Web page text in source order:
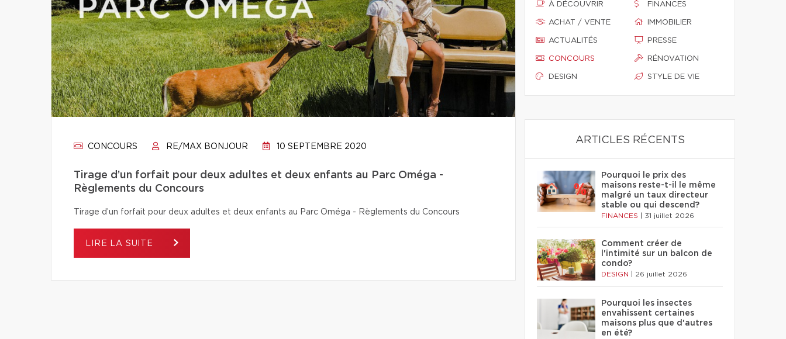
CONCOURS RE/MAX BONJOUR 10 SEPTEMBRE 2020
Tirage d’un forfait pour deux adultes et deux enfants au Parc Oméga -
Règlements du Concours
Tirage d’un forfait pour deux adultes et deux enfants au Parc Oméga - Règlements du Concours
LIRE LA SUITE
À DÉCOUVRIR
ACHAT / VENTE
ACTUALITÉS
CONCOURS
DESIGN
FINANCES
IMMOBILIER
PRESSE
RÉNOVATION
STYLE DE VIE
ARTICLES RÉCENTS
Pourquoi le prix des
maisons reste-t-il le même
malgré un taux directeur
stable ou qui descend?
FINANCES 31 juillet 2026
Comment créer de
l'intimité sur un balcon de
condo?
DESIGN 26 juillet 2026
Pourquoi les insectes
envahissent certaines
maisons plus que d'autres
en été?